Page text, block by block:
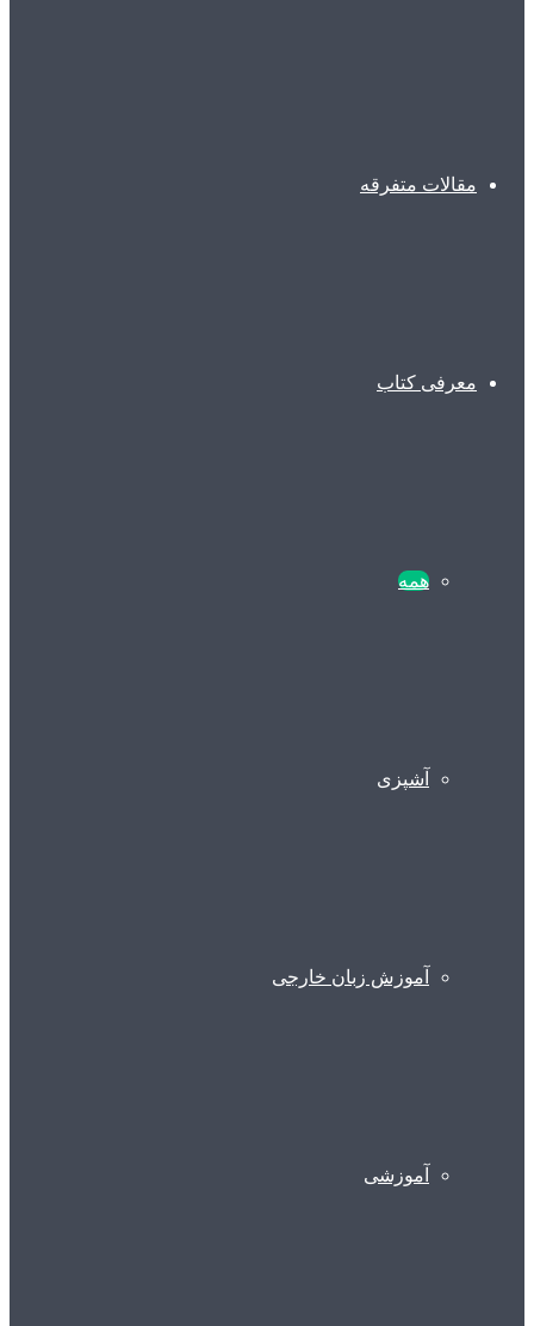
مقالات متفرقه
معرفی کتاب
همه
آشپزی
آموزش زبان خارجی
آموزشی